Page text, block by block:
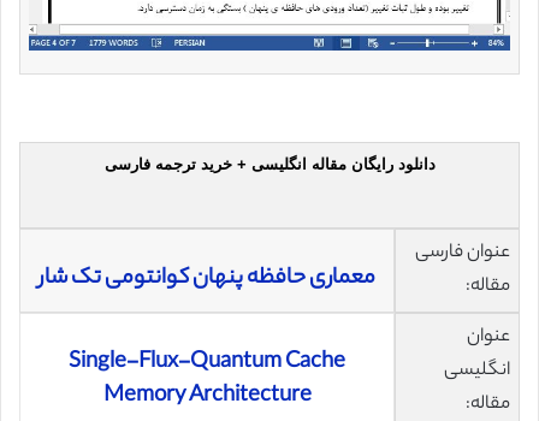
دانلود رایگان مقاله انگلیسی + خرید ترجمه فارسی
عنوان فارسی
مقاله:
معماری حافظه پنهان کوانتومی تک شار
عنوان
انگلیسی
مقاله:
Single-Flux-Quantum Cache
Memory Architecture